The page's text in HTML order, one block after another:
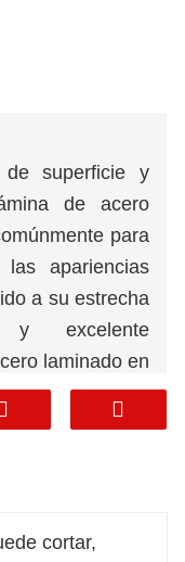
de superficie y
de acero
para
las apariencias
a su estrecha
y excelente
laminado en
variedad de
cortar,